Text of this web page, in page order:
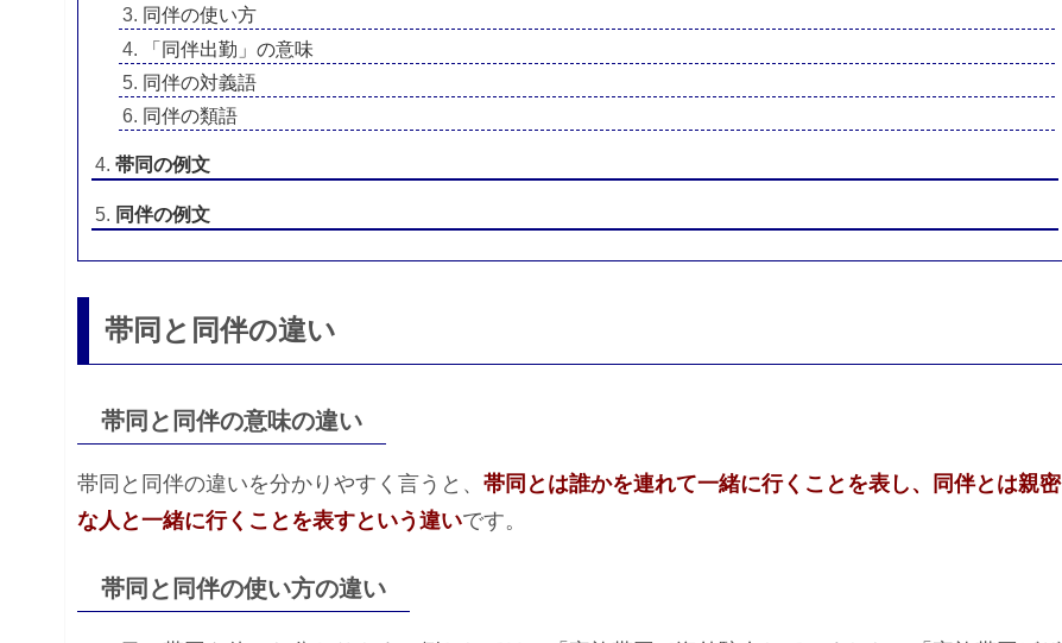
同伴の使い方
「同伴出勤」の意味
同伴の対義語
同伴の類語
帯同の例文
同伴の例文
帯同と同伴の違い
帯同と同伴の意味の違い
帯同と同伴の違いを分かりやすく言うと、 帯同とは誰かを連れて一緒に行くことを表し、同伴とは親密
な人と一緒に行くことを表すという違いです。
帯同と同伴の使い方の違い